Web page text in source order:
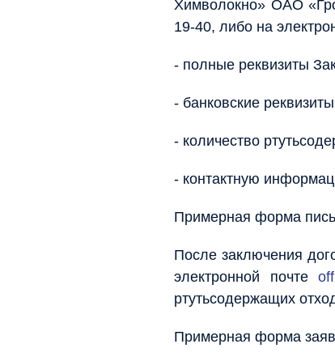
Химволокно» ОАО
19-40, либо на
- полные реквизиты
- банковские
- количество
- контактную
Примерная форма
После заключения
электронной почте
ртутьсодержащих
Примерная форма